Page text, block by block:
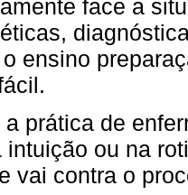
face a
ensino
a prática de
intuição ou na
vai contra o